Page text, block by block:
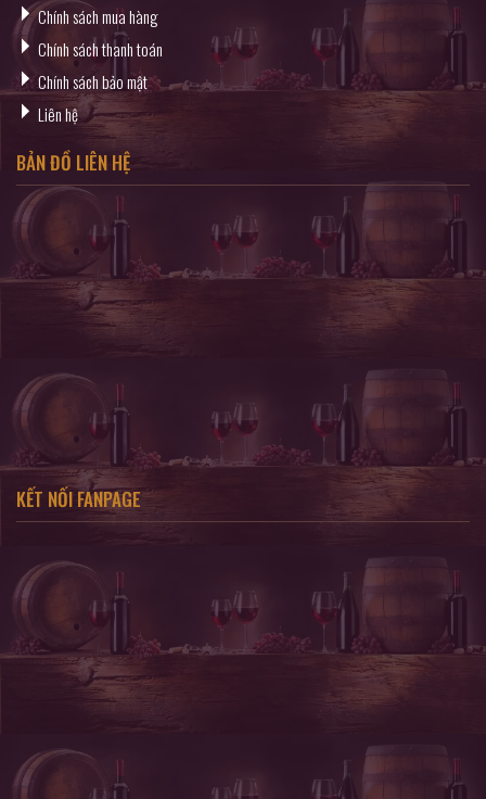
Chính sách mua hàng
Chính sách thanh toán
Chính sách bảo mật
Liên hệ
BẢN ĐỒ LIÊN HỆ
KẾT NỐI FANPAGE